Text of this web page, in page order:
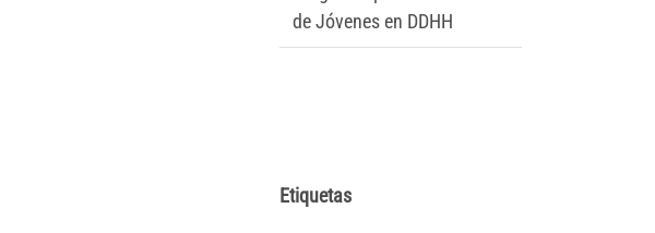
de Jóvenes en DDHH
Etiquetas